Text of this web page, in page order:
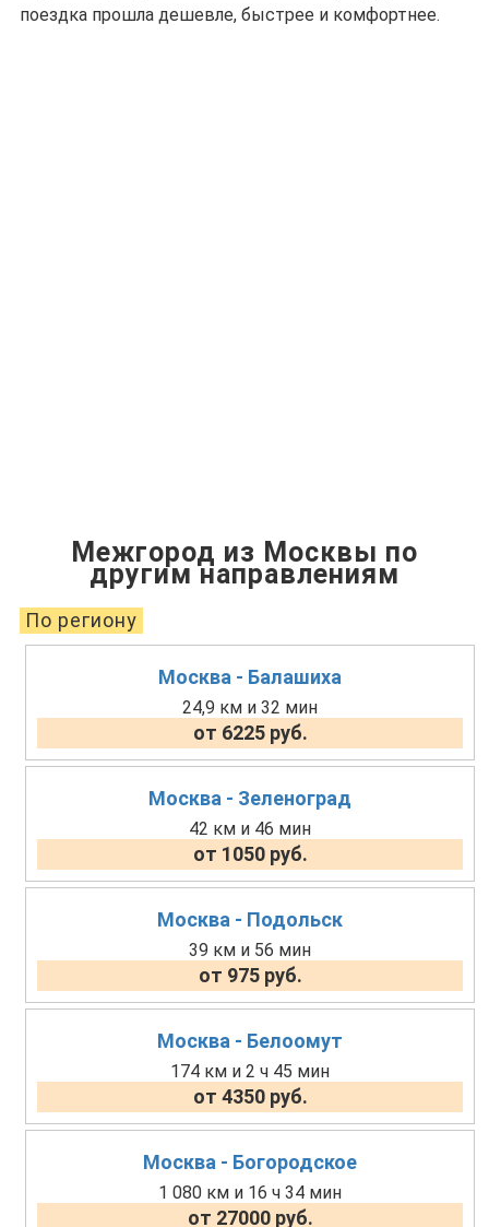
поездка прошла дешевле, быстрее и комфортнее.
Межгород из Москвы по
другим направлениям
По региону
Москва - Балашиха
24,9 км и 32 мин
от 6225 руб.
Москва - Зеленоград
42 км и 46 мин
от 1050 руб.
Москва - Подольск
39 км и 56 мин
от 975 руб.
Москва - Белоомут
174 км и 2 ч 45 мин
от 4350 руб.
Москва - Богородское
1 080 км и 16 ч 34 мин
от 27000 руб.